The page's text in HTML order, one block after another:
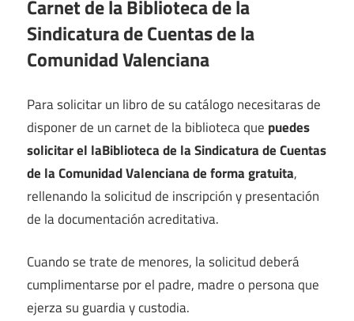
Carnet de la Biblioteca de la
Sindicatura de Cuentas de la
Comunidad Valenciana
Para solicitar un libro de su catálogo necesitaras de
disponer de un carnet de la biblioteca que puedes
solicitar el laBiblioteca de la Sindicatura de Cuentas
de la Comunidad Valenciana de forma gratuita,
rellenando la solicitud de inscripción y presentación
de la documentación acreditativa.
Cuando se trate de menores, la solicitud deberá
cumplimentarse por el padre, madre o persona que
ejerza su guardia y custodia.